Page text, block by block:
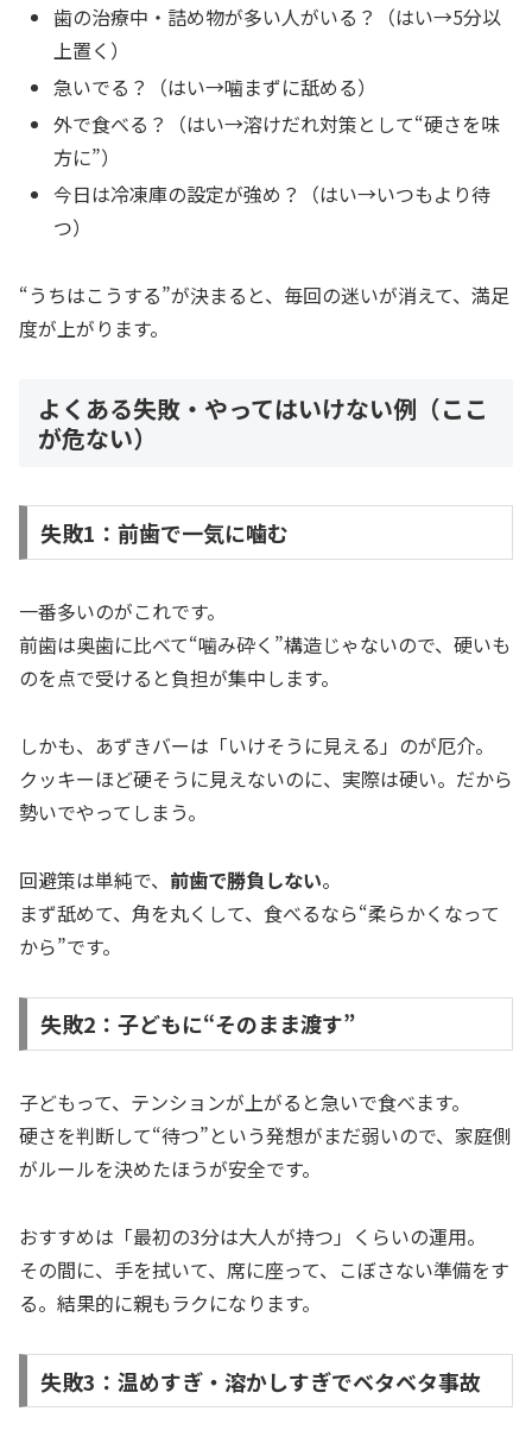
歯の治療中・詰め物が多い人がいる？（はい→5分以
上置く）
急いでる？（はい→噛まずに舐める）
外で食べる？（はい→溶けだれ対策として“硬さを味
方に”）
今日は冷凍庫の設定が強め？（はい→いつもより待
つ）
“うちはこうする”が決まると、毎回の迷いが消えて、満足
度が上がります。
よくある失敗・やってはいけない例（ここ
が危ない）
失敗1：前歯で一気に噛む
一番多いのがこれです。
前歯は奥歯に比べて“噛み砕く”構造じゃないので、硬いも
のを点で受けると負担が集中します。
しかも、あずきバーは「いけそうに見える」のが厄介。
クッキーほど硬そうに見えないのに、実際は硬い。だから
勢いでやってしまう。
回避策は単純で、 前歯で勝負しない。
まず舐めて、角を丸くして、食べるなら“柔らかくなって
から”です。
失敗2：子どもに“そのまま渡す”
子どもって、テンションが上がると急いで食べます。
硬さを判断して“待つ”という発想がまだ弱いので、家庭側
がルールを決めたほうが安全です。
おすすめは「最初の3分は大人が持つ」くらいの運用。
その間に、手を拭いて、席に座って、こぼさない準備をす
る。結果的に親もラクになります。
失敗3：温めすぎ・溶かしすぎでベタベタ事故